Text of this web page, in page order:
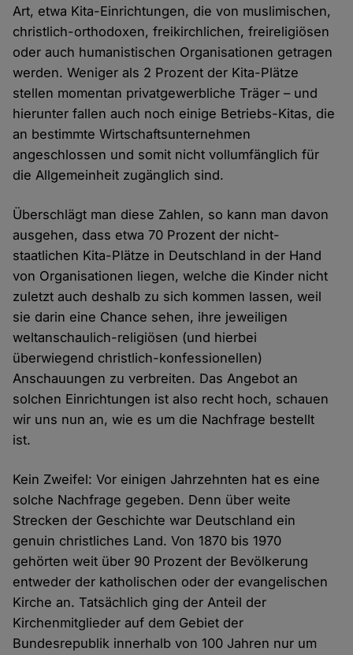
Art, etwa Kita-Einrichtungen, die von muslimischen,
christlich-orthodoxen, freikirchlichen, freireligiösen
oder auch humanistischen Organisationen getragen
werden. Weniger als 2 Prozent der Kita-Plätze
stellen momentan privatgewerbliche Träger – und
hierunter fallen auch noch einige Betriebs-Kitas, die
an bestimmte Wirtschaftsunternehmen
angeschlossen und somit nicht vollumfänglich für
die Allgemeinheit zugänglich sind.
Überschlägt man diese Zahlen, so kann man davon
ausgehen, dass etwa 70 Prozent der nicht-
staatlichen Kita-Plätze in Deutschland in der Hand
von Organisationen liegen, welche die Kinder nicht
zuletzt auch deshalb zu sich kommen lassen, weil
sie darin eine Chance sehen, ihre jeweiligen
weltanschaulich-religiösen (und hierbei
überwiegend christlich-konfessionellen)
Anschauungen zu verbreiten. Das Angebot an
solchen Einrichtungen ist also recht hoch, schauen
wir uns nun an, wie es um die Nachfrage bestellt
ist.
Kein Zweifel: Vor einigen Jahrzehnten hat es eine
solche Nachfrage gegeben. Denn über weite
Strecken der Geschichte war Deutschland ein
genuin christliches Land. Von 1870 bis 1970
gehörten weit über 90 Prozent der Bevölkerung
entweder der katholischen oder der evangelischen
Kirche an. Tatsächlich ging der Anteil der
Kirchenmitglieder auf dem Gebiet der
Bundesrepublik innerhalb von 100 Jahren nur um